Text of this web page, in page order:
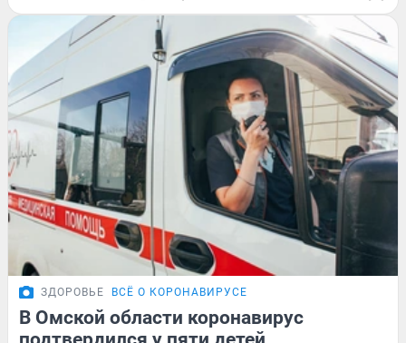
ЗДОРОВЬЕ ВСЁ О КОРОНАВИРУСЕ
В Омской области коронавирус